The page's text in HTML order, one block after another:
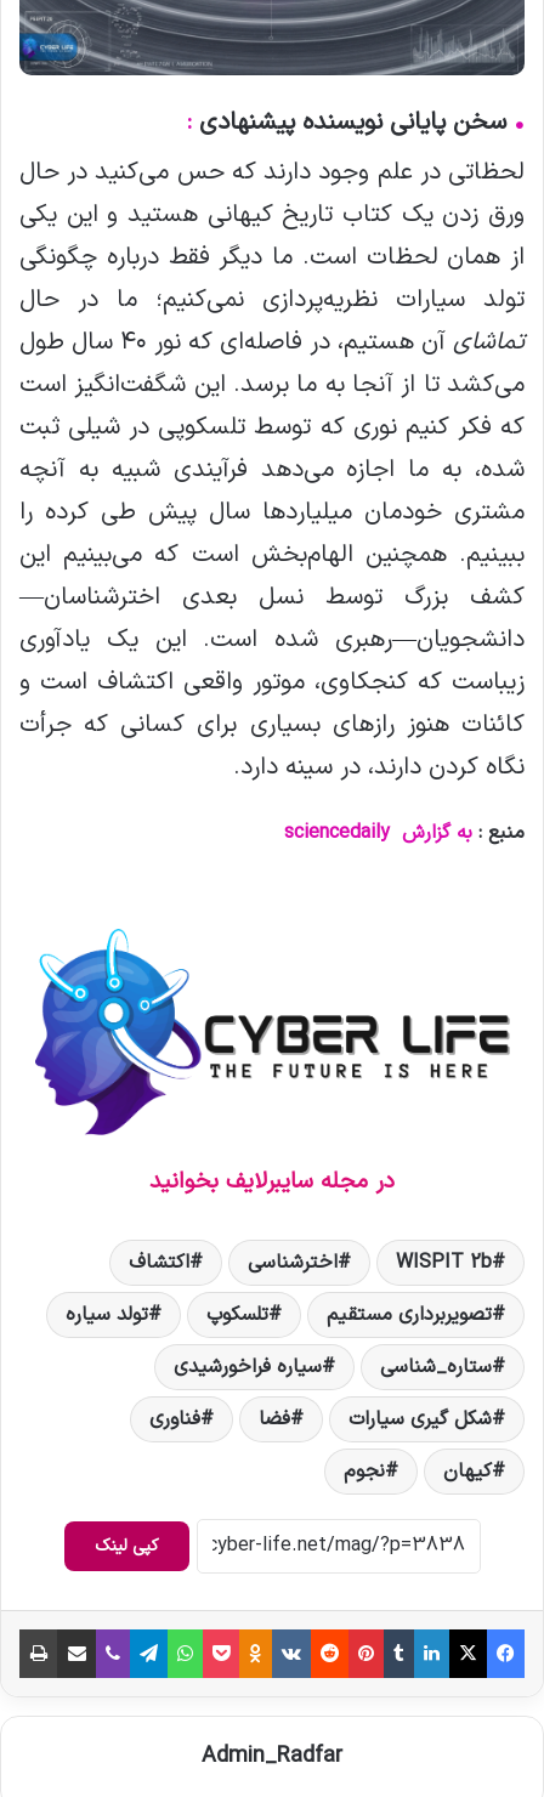
•سخن پایانی نویسنده پیشنهادی :
لحظاتی در علم وجود دارند که حس می‌کنید در حال
ورق زدن یک کتاب تاریخ کیهانی هستید و این یکی
از همان لحظات است. ما دیگر فقط درباره چگونگی
تولد سیارات نظریه‌پردازی نمی‌کنیم؛ ما در حال
تماشای
آن هستیم، در فاصله‌ای که نور ۴۰ سال طول
می‌کشد تا از آنجا به ما برسد. این شگفت‌انگیز است
که فکر کنیم نوری که توسط تلسکوپی در شیلی ثبت
شده، به ما اجازه می‌دهد فرآیندی شبیه به آنچه
مشتری خودمان میلیاردها سال پیش طی کرده را
ببینیم. همچنین الهام‌بخش است که می‌بینیم این
کشف بزرگ توسط نسل بعدی اخترشناسان—
دانشجویان—رهبری شده است. این یک یادآوری
زیباست که کنجکاوی، موتور واقعی اکتشاف است و
کائنات هنوز رازهای بسیاری برای کسانی که جرأت
نگاه کردن دارند، در سینه دارد.
منبع : به گزارش sciencedaily
در مجله سایبرلایف بخوانید
WISPIT 2b اخترشناسی
اکتشاف
تصویربرداری مستقیم
تلسکوپ
تولد سیاره
ستاره_شناسی
سیاره فراخورشیدی
شکل گیری سیارات
فضا
فناوری
کیهان
نجوم
کپی لینک
فیس بوک X لینکدین ‫تامبلر ‫پین‌ترست ‫رددیت ‫VKontakte
‫Odnoklassniki پاکت واتس آپ تلگرام وایبر اشتراک گذاری از طریق ایمیل
Admin_Radfar